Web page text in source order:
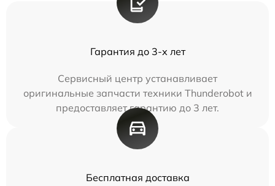
Гарантия до 3-х лет
Сервисный центр устанавливает
оригинальные запчасти техники Thunderobot и
предоставляет гарантию до 3 лет.
Бесплатная доставка